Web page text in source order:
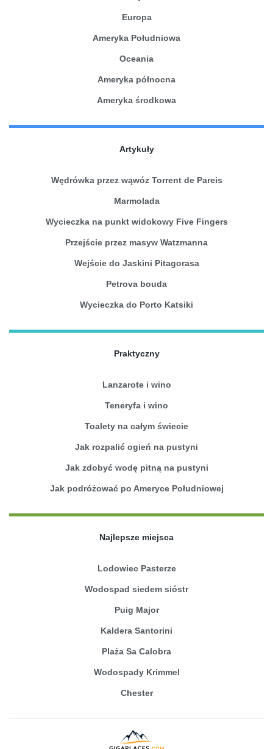
Europa
Ameryka Południowa
Oceania
Ameryka północna
Ameryka środkowa
Artykuły
Wędrówka przez wąwóz Torrent de Pareis
Marmolada
Wycieczka na punkt widokowy Five Fingers
Przejście przez masyw Watzmanna
Wejście do Jaskini Pitagorasa
Petrova bouda
Wycieczka do Porto Katsiki
Praktyczny
Lanzarote i wino
Teneryfa i wino
Toalety na całym świecie
Jak rozpalić ogień na pustyni
Jak zdobyć wodę pitną na pustyni
Jak podróżować po Ameryce Południowej
Najlepsze miejsca
Lodowiec Pasterze
Wodospad siedem sióstr
Puig Major
Kaldera Santorini
Plaża Sa Calobra
Wodospady Krimmel
Chester